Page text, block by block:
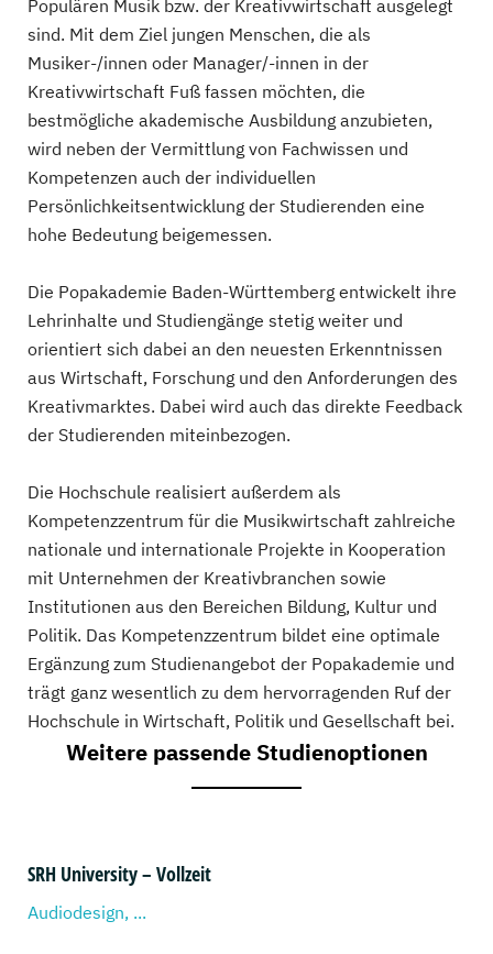
Populären Musik bzw. der Kreativwirtschaft ausgelegt
sind. Mit dem Ziel jungen Menschen, die als
Musiker-/innen oder Manager/-innen in der
Kreativwirtschaft Fuß fassen möchten, die
bestmögliche akademische Ausbildung anzubieten,
wird neben der Vermittlung von Fachwissen und
Kompetenzen auch der individuellen
Persönlichkeitsentwicklung der Studierenden eine
hohe Bedeutung beigemessen.
Die Popakademie Baden-Württemberg entwickelt ihre
Lehrinhalte und Studiengänge stetig weiter und
orientiert sich dabei an den neuesten Erkenntnissen
aus Wirtschaft, Forschung und den Anforderungen des
Kreativmarktes. Dabei wird auch das direkte Feedback
der Studierenden miteinbezogen.
Die Hochschule realisiert außerdem als
Kompetenzzentrum für die Musikwirtschaft zahlreiche
nationale und internationale Projekte in Kooperation
mit Unternehmen der Kreativbranchen sowie
Institutionen aus den Bereichen Bildung, Kultur und
Politik. Das Kompetenzzentrum bildet eine optimale
Ergänzung zum Studienangebot der Popakademie und
trägt ganz wesentlich zu dem hervorragenden Ruf der
Hochschule in Wirtschaft, Politik und Gesellschaft bei.
Weitere passende Studienoptionen
SRH University – Vollzeit
Audiodesign, ...